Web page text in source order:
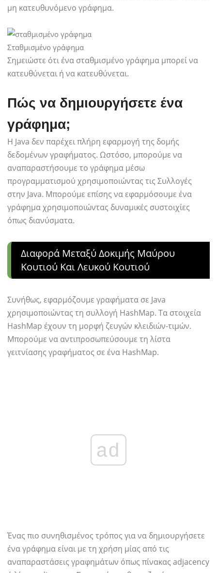
μη κατευθυνόμενο γράφημα.
Σταθμισμένο γράφημα
Σημειώστε ότι ένα σταθμισμένο γράφημα μπορεί να
κατευθύνεται ή να κατευθύνεται.
Πώς να δημιουργήσετε ένα
γράφημα;
Η Java δεν παρέχει πλήρη εφαρμογή της δομής
δεδομένων γραφήματος. Ωστόσο, μπορούμε να
αναπαραστήσουμε το γράφημα μέσω
προγραμματισμού χρησιμοποιώντας τις Συλλογές
στην Java. Μπορούμε επίσης να εφαρμόσουμε ένα
γράφημα χρησιμοποιώντας δυναμικές συστοιχίες
όπως διανύσματα.
Διαφορά Μεταξύ Δοκιμής Μαύρου
Κουτιού Και Λευκού Κουτιού
Συνήθως, εφαρμόζουμε γραφήματα σε Java
χρησιμοποιώντας τη συλλογή HashMap. Τα στοιχεία
HashMap έχουν τη μορφή ζευγών κλειδιών-τιμών.
Μπορούμε να αντιπροσωπεύσουμε τη λίστα
γειτνίασης γραφήματος σε ένα HashMap.
ad
Ένας πιο συνηθισμένος τρόπος για να δημιουργήσετε
ένα γράφημα είναι με τη χρήση μίας από τις
αναπαραστάσεις γραφημάτων όπως πίνακας adjacency